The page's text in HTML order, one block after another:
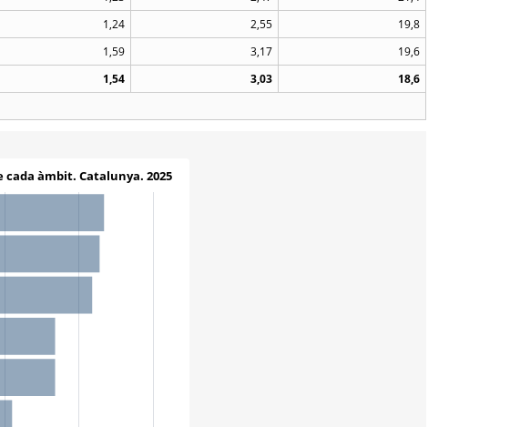
1,24 2,55
19,8
1,59 3,17
19,6
1,54 3,03
18,6